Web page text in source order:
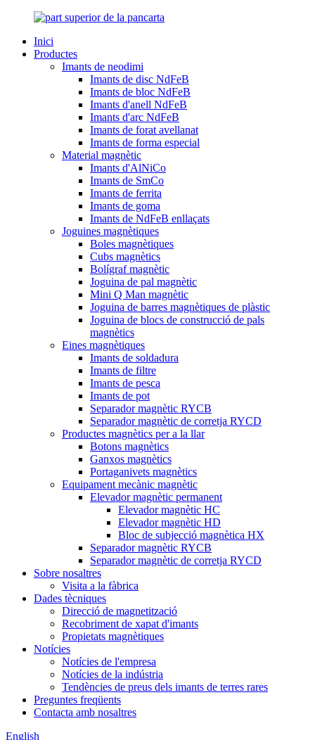
Inici
Productes
Imants de neodimi
Imants de disc NdFeB
Imants de bloc NdFeB
Imants d'anell NdFeB
Imants d'arc NdFeB
Imants de forat avellanat
Imants de forma especial
Material magnètic
Imants d'AlNiCo
Imants de SmCo
Imants de ferrita
Imants de goma
Imants de NdFeB enllaçats
Joguines magnètiques
Boles magnètiques
Cubs magnètics
Bolígraf magnètic
Joguina de pal magnètic
Mini Q Man magnètic
Joguina de barres magnètiques de plàstic
Joguina de blocs de construcció de pals
magnètics
Eines magnètiques
Imants de soldadura
Imants de filtre
Imants de pesca
Imants de pot
Separador magnètic RYCB
Separador magnètic de corretja RYCD
Productes magnètics per a la llar
Botons magnètics
Ganxos magnètics
Portaganivets magnètics
Equipament mecànic magnètic
Elevador magnètic permanent
Elevador magnètic HC
Elevador magnètic HD
Bloc de subjecció magnètica HX
Separador magnètic RYCB
Separador magnètic de corretja RYCD
Sobre nosaltres
Visita a la fàbrica
Dades tècniques
Direcció de magnetització
Recobriment de xapat d'imants
Propietats magnètiques
Notícies
Notícies de l'empresa
Notícies de la indústria
Tendències de preus dels imants de terres rares
Preguntes freqüents
Contacta amb nosaltres
English